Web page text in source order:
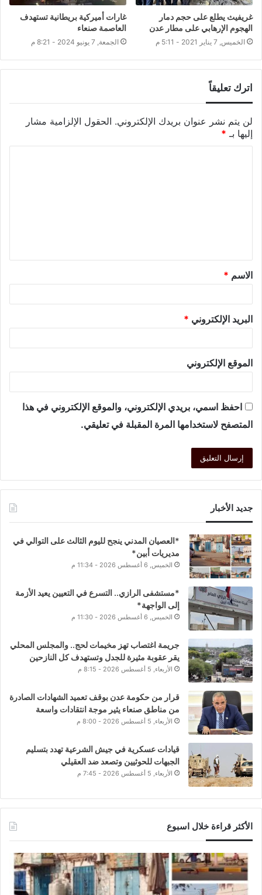
غريفيث يطلع على حجم دمار
الهجوم الإرهابي على مطار عدن
الخميس, 7 يناير 2021 - 5:11 م
غارات أميركية بريطانية تستهدف
العاصمة صنعاء
الجمعة, 7 يونيو 2024 - 8:21 م
اترك تعليقاً
لن يتم نشر عنوان بريدك الإلكتروني. الحقول الإلزامية مشار
إليها بـ *
الاسم *
البريد الإلكتروني *
الموقع الإلكتروني
احفظ اسمي، بريدي الإلكتروني، والموقع الإلكتروني في هذا
المتصفح لاستخدامها المرة المقبلة في تعليقي.
جديد الأخبار
*العصيان المدني ينجح لليوم الثالث على التوالي في
مديريات أبين*
الخميس, 6 أغسطس 2026 - 11:34 م
*مستشفى الرازي.. التسرع في التعيين يعيد الأزمة
إلى الواجهة*
الخميس, 6 أغسطس 2026 - 11:30 م
جريمة اغتصاب تهز مخيمات لحج.. والمجلس المحلي
يقر عقوبة مثيرة للجدل وتستهدف كل النازحين
الأربعاء, 5 أغسطس 2026 - 8:15 م
قرار من حكومة عدن بوقف تعميد الشهادات الصادرة
من مناطق صنعاء يثير موجة انتقادات واسعة
الأربعاء, 5 أغسطس 2026 - 8:00 م
قيادات عسكرية في جيش الشرعية تهدد بتسليم
الجبهات للحوثيين وتصعد ضد العقيلي
الأربعاء, 5 أغسطس 2026 - 7:45 م
الأكثر قراءة خلال اسبوع